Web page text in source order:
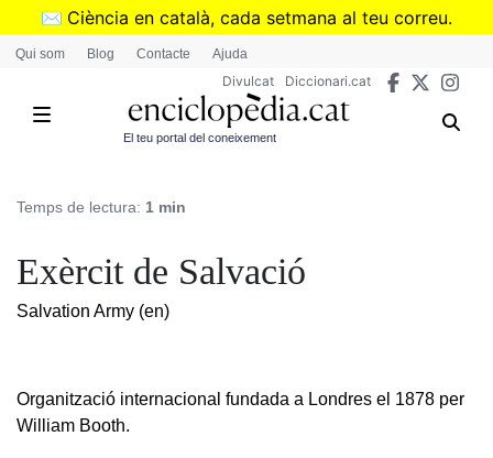
Vés
✉️ Ciència en català, cada setmana al teu correu.
➜Subscriu-te al butlletí de Divulcat
Qui som Blog Contacte Ajuda
Divulcat Diccionari.cat
El teu portal del coneixement
Temps de lectura: 1 min
Exèrcit de Salvació
Salvation Army (en)
Organització internacional fundada a Londres el 1878 per
William Booth.